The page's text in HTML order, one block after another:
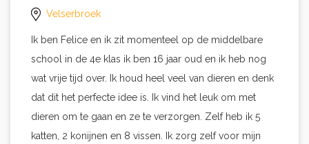
Velserbroek
Ik ben Felice en ik zit momenteel op de middelbare
school in de 4e klas ik ben 16 jaar oud en ik heb nog
wat vrije tijd over. Ik houd heel veel van dieren en denk
dat dit het perfecte idee is. Ik vind het leuk om met
dieren om te gaan en ze te verzorgen. Zelf heb ik 5
katten, 2 konijnen en 8 vissen. Ik zorg zelf voor mijn